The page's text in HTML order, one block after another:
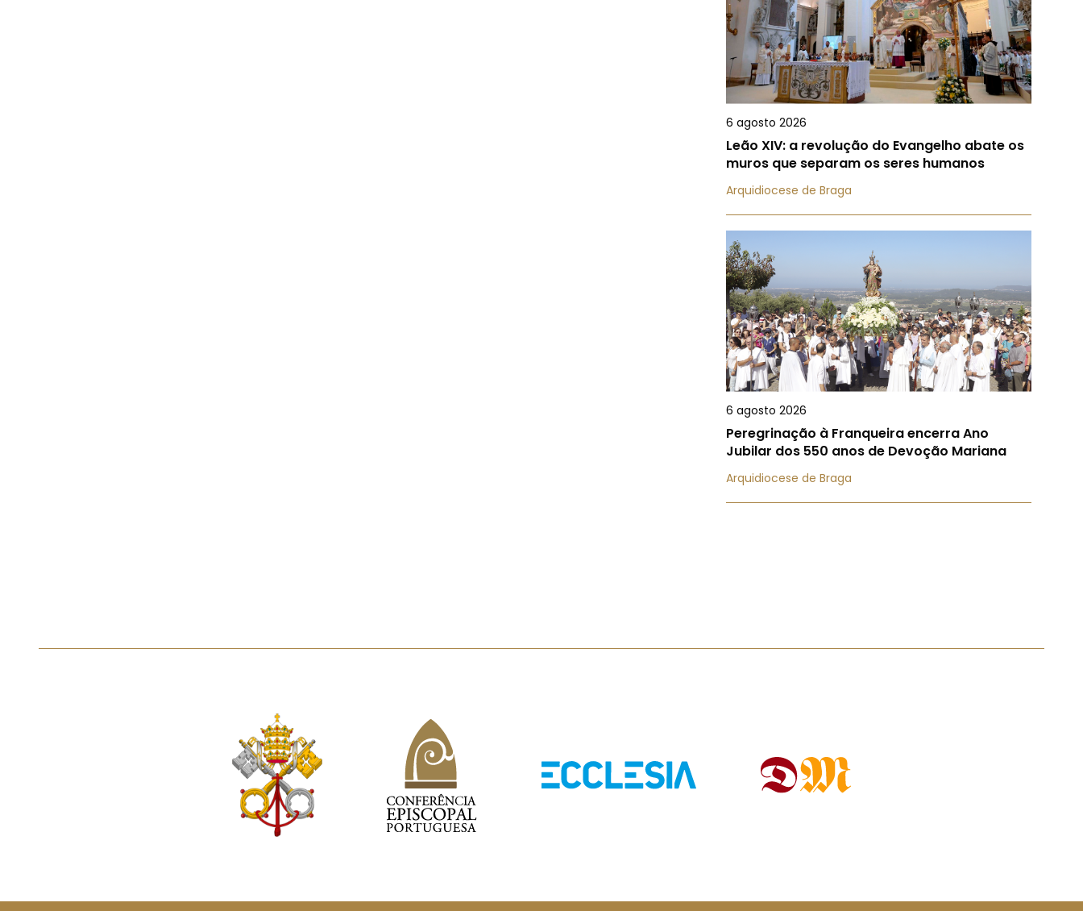
6 agosto 2026
Leão XIV: a revolução do Evangelho abate os
muros que separam os seres humanos
Arquidiocese de Braga
6 agosto 2026
Peregrinação à Franqueira encerra Ano
Jubilar dos 550 anos de Devoção Mariana
Arquidiocese de Braga